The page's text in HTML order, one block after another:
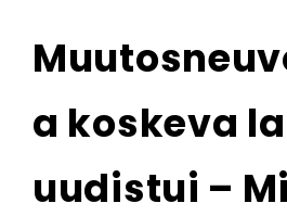
a koskeva
uudistui –